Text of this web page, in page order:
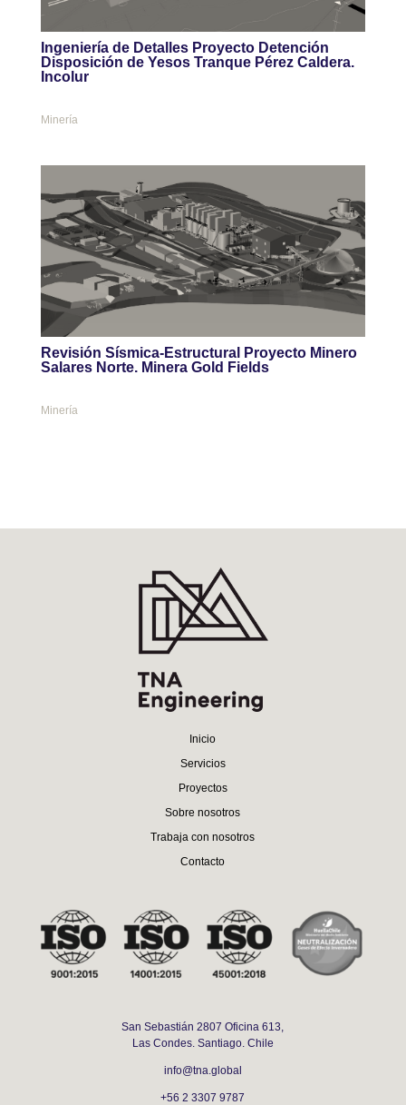
Ingeniería de Detalles Proyecto Detención
Disposición de Yesos Tranque Pérez Caldera.
Incolur
Minería
Revisión Sísmica-Estructural Proyecto Minero
Salares Norte. Minera Gold Fields
Minería
Inicio
Servicios
Proyectos
Sobre nosotros
Trabaja con nosotros
Contacto
San Sebastián 2807 Oficina 613,
Las Condes. Santiago. Chile
info@tna.global
+56 2 3307 9787